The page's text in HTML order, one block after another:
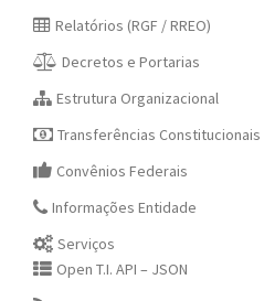
Relatórios (RGF / RREO)
Decretos e Portarias
Estrutura Organizacional
Transferências Constitucionais
Convênios Federais
Informações Entidade
Serviços
Open T.I. API – JSON